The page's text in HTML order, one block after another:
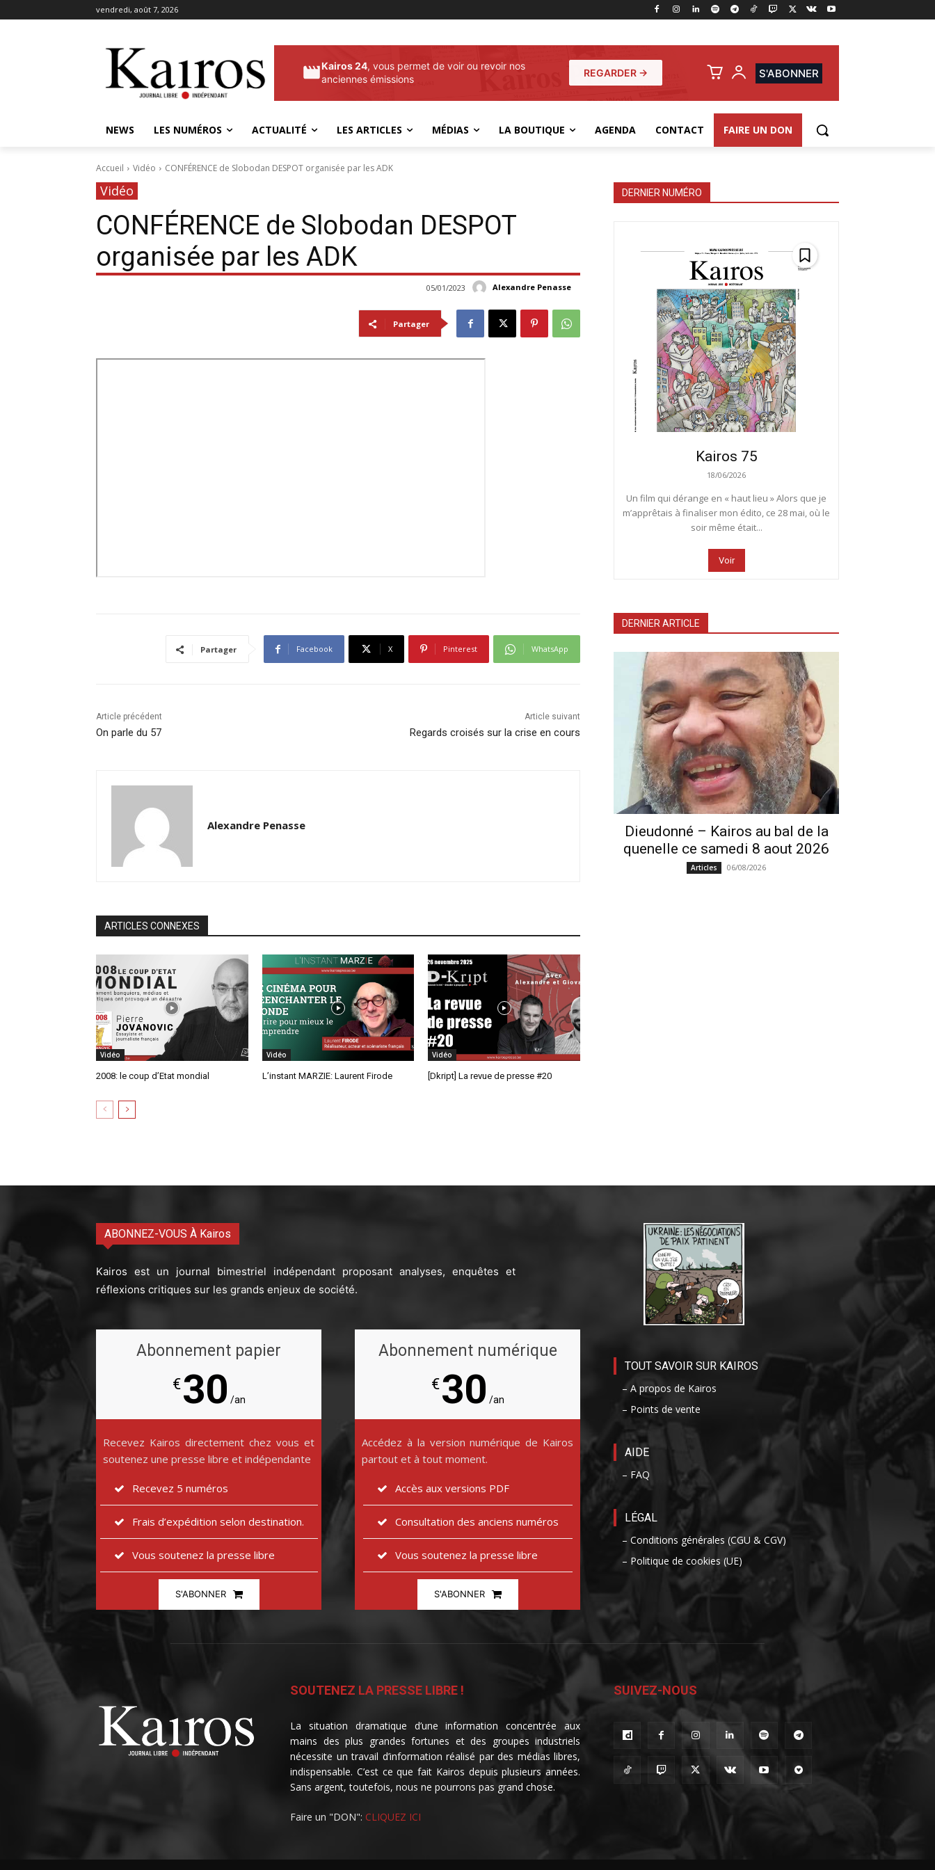
vendredi, août 7, 2026
Kairos 24, vous permet de voir ou revoir nos
anciennes émissions
REGARDER → S'ABONNER
NEWS LES NUMÉROS ACTUALITÉ LES ARTICLES MÉDIAS LA BOUTIQUE AGENDA CONTACT FAIRE UN DON
Accueil Vidéo CONFÉRENCE de Slobodan DESPOT organisée par les ADK
Vidéo
CONFÉRENCE de Slobodan DESPOT
organisée par les ADK
Alexandre Penasse
05/01/2023
Partager
Partager Facebook X Pinterest WhatsApp
Article précédent
On parle du 57
Article suivant
Regards croisés sur la crise en cours
Alexandre Penasse
ARTICLES CONNEXES
Vidéo
2008: le coup d’Etat mondial
Vidéo
L’instant MARZIE: Laurent Firode
Vidéo
[Dkript] La revue de presse #20
DERNIER NUMÉRO
Kairos 75
18/06/2026
Un film qui dérange en « haut lieu » Alors que je
m’apprêtais à finaliser mon édito, ce 28 mai, où le
soir même était...
Voir
DERNIER ARTICLE
Dieudonné – Kairos au bal de la
quenelle ce samedi 8 aout 2026
Articles 06/08/2026
ABONNEZ-VOUS À Kairos
Kairos est un journal bimestriel indépendant proposant analyses, enquêtes et
réflexions critiques sur les grands enjeux de société.
Abonnement papier
€30 /an
Recevez Kairos directement chez vous et
soutenez une presse libre et indépendante
Recevez 5 numéros
Frais d’expédition selon destination.
Vous soutenez la presse libre
S'ABONNER
Abonnement numérique
€30 /an
Accédez à la version numérique de Kairos
partout et à tout moment.
Accès aux versions PDF
Consultation des anciens numéros
Vous soutenez la presse libre
S'ABONNER
TOUT SAVOIR SUR KAIROS
– A propos de Kairos
– Points de vente
AIDE
– FAQ
LÉGAL
– Conditions générales (CGU & CGV)
– Politique de cookies (UE)
SOUTENEZ LA PRESSE LIBRE !
La situation dramatique d’une information concentrée aux
mains des plus grandes fortunes et des groupes industriels
nécessite un travail d’information réalisé par des médias libres,
indispensable. C’est ce que fait Kairos depuis plusieurs années.
Sans argent, toutefois, nous ne pourrons pas grand chose.
Faire un "DON": CLIQUEZ ICI
SUIVEZ-NOUS